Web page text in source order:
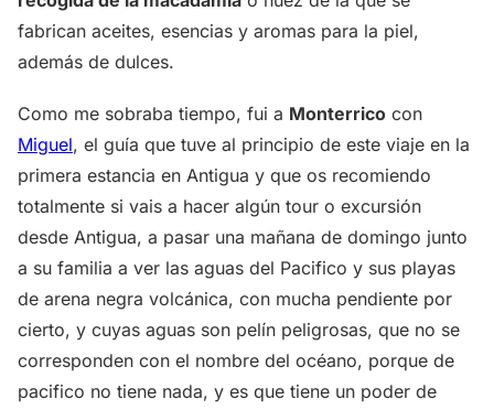
fabrican aceites, esencias y aromas para la piel,
además de dulces.
Como me sobraba tiempo, fui a Monterrico con
Miguel, el guía que tuve al principio de este viaje en la
primera estancia en Antigua y que os recomiendo
totalmente si vais a hacer algún tour o excursión
desde Antigua, a pasar una mañana de domingo junto
a su familia a ver las aguas del Pacifico y sus playas
de arena negra volcánica, con mucha pendiente por
cierto, y cuyas aguas son pelín peligrosas, que no se
corresponden con el nombre del océano, porque de
pacifico no tiene nada, y es que tiene un poder de